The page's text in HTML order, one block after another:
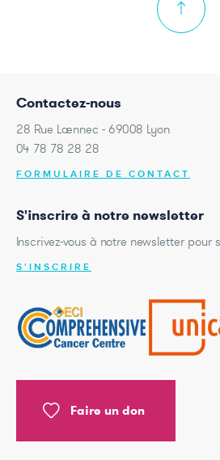
Contactez-nous
28 Rue Laennec - 69008 Lyon
04 78 78 28 28
FORMULAIRE DE CONTACT
S'inscrire à notre newsletter
Inscrivez-vous à notre newsletter pour
S'INSCRIRE
Faire un don